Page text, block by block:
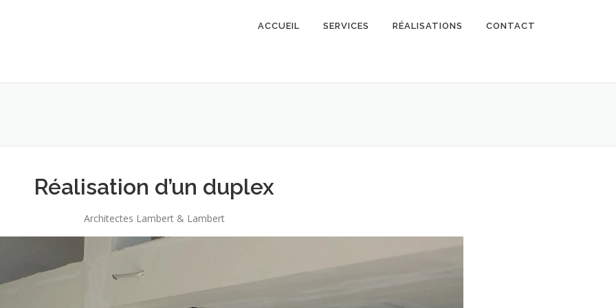
ACCUEIL SERVICES RÉALISATIONS CONTACT
Réalisation d’un duplex
Architectes Lambert & Lambert